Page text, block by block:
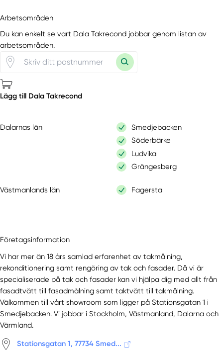
Arbetsområden
Du kan enkelt se vart Dala Takrecond jobbar genom listan av
arbetsområden.
Lägg till Dala Takrecond
Dalarnas län
Smedjebacken
Söderbärke
Ludvika
Grängesberg
Västmanlands län Fagersta
Företagsinformation
Vi har mer än 18 års samlad erfarenhet av takmålning,
rekonditionering samt rengöring av tak och fasader. Då vi är
specialiserade på tak och fasader kan vi hjälpa dig med allt från
fasadtvätt till fasadmålning samt taktvätt till takmålning.
Välkommen till vårt showroom som ligger på Stationsgatan 1 i
Smedjebacken. Vi jobbar i Stockholm, Västmanland, Dalarna och
Värmland.
Stationsgatan 1, 77734 Smed...